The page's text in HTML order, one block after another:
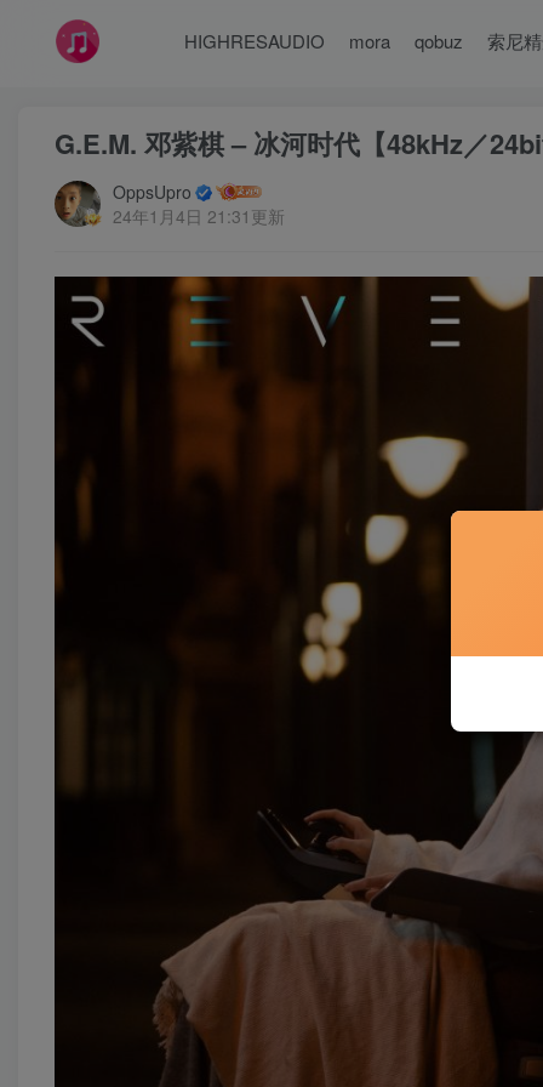
HIGHRESAUDIO mora qobuz 索尼
G.E.M. 邓紫棋 – 冰河时代【48kHz／
OppsUpro
24年1月4日 21:31更新